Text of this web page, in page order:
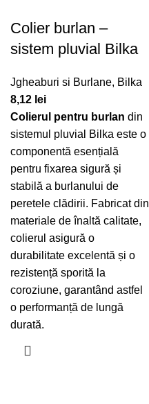
Colier burlan –
sistem pluvial Bilka
Jgheaburi si Burlane, Bilka
8,12 lei
Colierul pentru burlan din
sistemul pluvial Bilka este o
componentă esențială
pentru fixarea sigură și
stabilă a burlanului de
peretele clădirii. Fabricat din
materiale de înaltă calitate,
colierul asigură o
durabilitate excelentă și o
rezistență sporită la
coroziune, garantând astfel
o performanță de lungă
durată.